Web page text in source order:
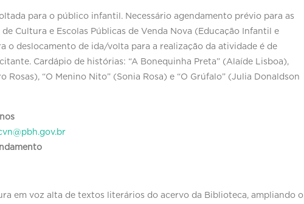
para o público infantil. Necessário agendamento prévio para as
Cultura e Escolas Públicas de Venda Nova (Educação Infantil e
o deslocamento de ida/volta para a realização da atividade é de
Cardápio de histórias: “A Bonequinha Preta” (Alaíde Lisboa),
Rosas), “O Menino Nito” (Sonia Rosa) e “O Grúfalo” (Julia Donaldson
em voz alta de textos literários do acervo da Biblioteca, ampliando o